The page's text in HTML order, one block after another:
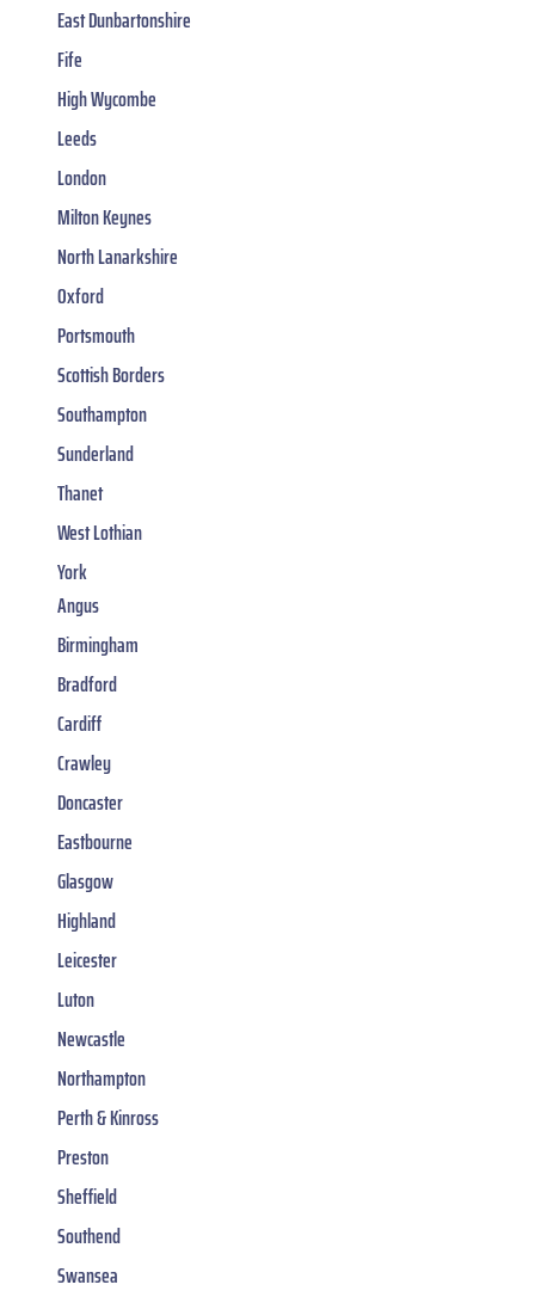
East Dunbartonshire
Fife
High Wycombe
Leeds
London
Milton Keynes
North Lanarkshire
Oxford
Portsmouth
Scottish Borders
Southampton
Sunderland
Thanet
West Lothian
York
Angus
Birmingham
Bradford
Cardiff
Crawley
Doncaster
Eastbourne
Glasgow
Highland
Leicester
Luton
Newcastle
Northampton
Perth & Kinross
Preston
Sheffield
Southend
Swansea